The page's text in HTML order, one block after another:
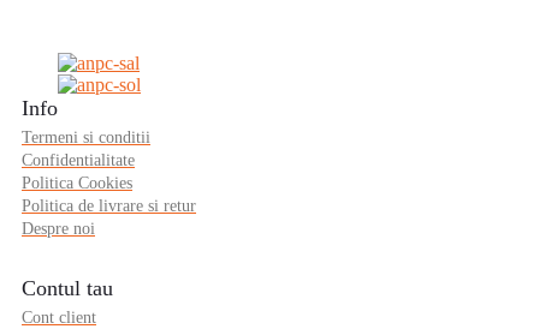
Info
Termeni si conditii
Confidentialitate
Politica Cookies
Politica de livrare si retur
Despre noi
Contul tau
Cont client